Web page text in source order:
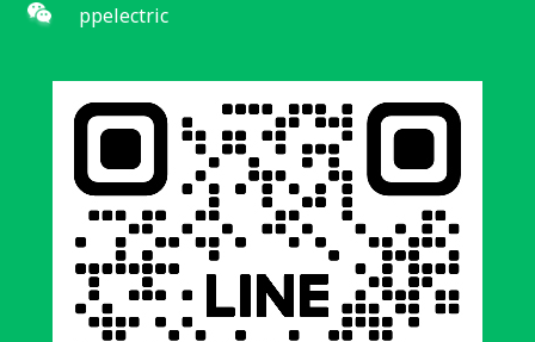
ppelectric